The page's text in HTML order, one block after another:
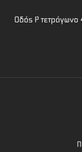
Οδός Ρ τετράγωνο